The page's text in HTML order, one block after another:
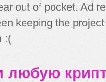
out of pocket. Ad
keeping the
:(